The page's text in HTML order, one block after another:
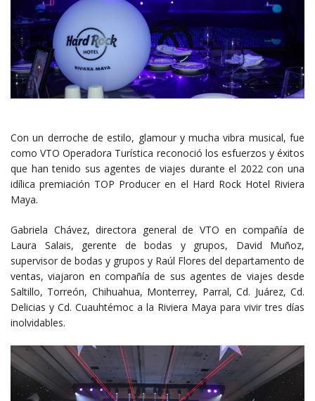
Con un derroche de estilo, glamour y mucha vibra musical, fue
como VTO Operadora Turística reconoció los esfuerzos y éxitos
que han tenido sus agentes de viajes durante el 2022 con una
idílica premiación TOP Producer en el Hard Rock Hotel Riviera
Maya.
Gabriela Chávez, directora general de VTO en compañía de
Laura Salais, gerente de bodas y grupos, David Muñoz,
supervisor de bodas y grupos y Raúl Flores del departamento de
ventas, viajaron en compañía de sus agentes de viajes desde
Saltillo, Torreón, Chihuahua, Monterrey, Parral, Cd. Juárez, Cd.
Delicias y Cd. Cuauhtémoc a la Riviera Maya para vivir tres días
inolvidables.